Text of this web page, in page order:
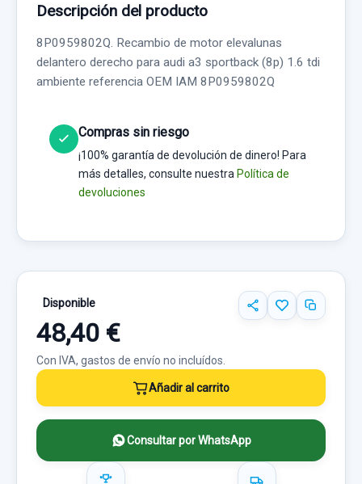
Descripción del producto
8P0959802Q. Recambio de motor elevalunas
delantero derecho para audi a3 sportback (8p) 1.6 tdi
ambiente referencia OEM IAM 8P0959802Q
Compras sin riesgo
¡100% garantía de devolución de dinero! Para
más detalles, consulte nuestra Política de
devoluciones
Disponible
48,40 €
Con IVA, gastos de envío no incluídos.
Añadir al carrito
Consultar por WhatsApp